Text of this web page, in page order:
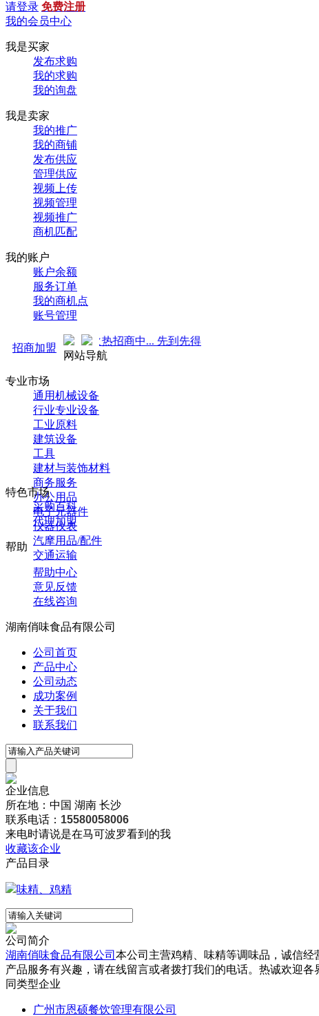
请登录 免费注册
我的会员中心
我是买家
发布求购
我的求购
我的询盘
我是卖家
我的推广
我的商铺
发布供应
管理供应
视频上传
视频管理
视频推广
商机匹配
我的账户
账户余额
服务订单
我的商机点
账号管理
招商加盟
强势来袭！火热招商中... 先到先得 ！
网站导航
专业市场
通用机械设备
行业专业设备
工业原料
建筑设备
工具
建材与装饰材料
商务服务
办公用品
电子元器件
仪器仪表
汽摩用品/配件
交通运输
特色市场
采购百科
代理加盟
帮助
帮助中心
意见反馈
在线咨询
湖南俏味食品有限公司
公司首页
产品中心
公司动态
成功案例
关于我们
联系我们
企业信息
所在地：中国 湖南 长沙
联系电话： 15580058006
来电时请说是在马可波罗看到的我
收藏该企业
产品目录
味精、鸡精
公司简介
湖南俏味食品有限公司 本公司主营鸡精、味精等调味品，诚信
产品服务有兴趣，请在线留言或者拨打我们的电话。热诚欢迎各
同类型企业
广州市恩硕餐饮管理有限公司